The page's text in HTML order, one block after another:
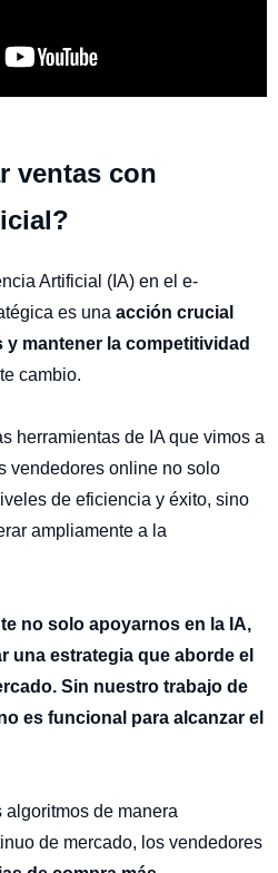
ventas con
Artificial (IA) en el e-
es una acción crucial
mantener la competitividad
cambio.
herramientas de IA que vimos a
vendedores online no solo
de eficiencia y éxito, sino
ampliamente a la
no solo apoyarnos en la IA,
una estrategia que aborde el
Sin nuestro trabajo de
es funcional para alcanzar el
de manera
de mercado, los vendedores